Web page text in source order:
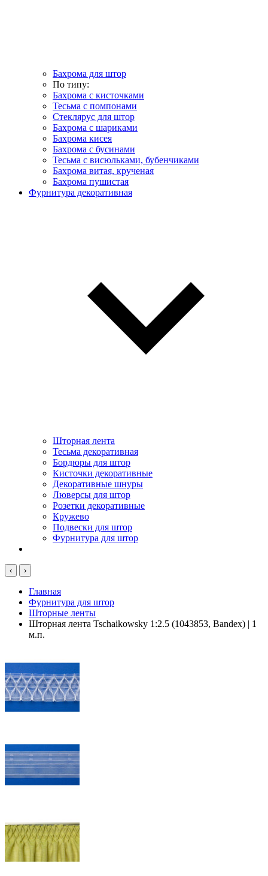
Бахрома для штор
По типу:
Бахрома с кисточками
Тесьма с помпонами
Стеклярус для штор
Бахрома с шариками
Бахрома кисея
Бахрома с бусинами
Тесьма с висюльками, бубенчиками
Бахрома витая, крученая
Бахрома пушистая
Фурнитура декоративная
Шторная лента
Тесьма декоративная
Бордюры для штор
Кисточки декоративные
Декоративные шнуры
Люверсы для штор
Розетки декоративные
Кружево
Подвески для штор
Фурнитура для штор
‹ ›
Главная
Фурнитура для штор
Шторные ленты
Шторная лента Tschaikowsky 1:2.5 (1043853, Bandex) | 1
м.п.